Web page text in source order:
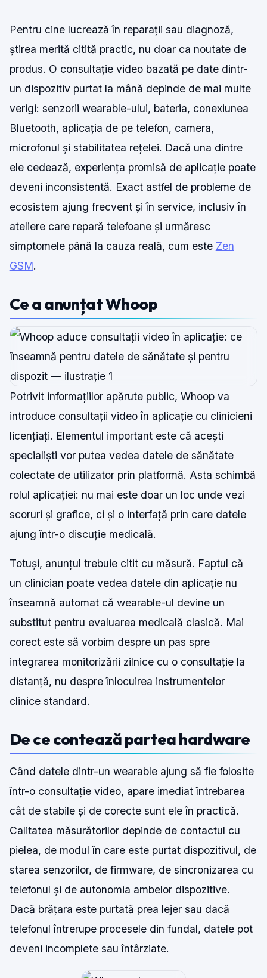
Pentru cine lucrează în reparații sau diagnoză,
știrea merită citită practic, nu doar ca noutate de
produs. O consultație video bazată pe date dintr-
un dispozitiv purtat la mână depinde de mai multe
verigi: senzorii wearable-ului, bateria, conexiunea
Bluetooth, aplicația de pe telefon, camera,
microfonul și stabilitatea rețelei. Dacă una dintre
ele cedează, experiența promisă de aplicație poate
deveni inconsistentă. Exact astfel de probleme de
ecosistem ajung frecvent și în service, inclusiv în
ateliere care repară telefoane și urmăresc
simptomele până la cauza reală, cum este Zen
GSM.
Ce a anunțat Whoop
Potrivit informațiilor apărute public, Whoop va
introduce consultații video în aplicație cu clinicieni
licențiați. Elementul important este că acești
specialiști vor putea vedea datele de sănătate
colectate de utilizator prin platformă. Asta schimbă
rolul aplicației: nu mai este doar un loc unde vezi
scoruri și grafice, ci și o interfață prin care datele
ajung într-o discuție medicală.
Totuși, anunțul trebuie citit cu măsură. Faptul că
un clinician poate vedea datele din aplicație nu
înseamnă automat că wearable-ul devine un
substitut pentru evaluarea medicală clasică. Mai
corect este să vorbim despre un pas spre
integrarea monitorizării zilnice cu o consultație la
distanță, nu despre înlocuirea instrumentelor
clinice standard.
De ce contează partea hardware
Când datele dintr-un wearable ajung să fie folosite
într-o consultație video, apare imediat întrebarea
cât de stabile și de corecte sunt ele în practică.
Calitatea măsurătorilor depinde de contactul cu
pielea, de modul în care este purtat dispozitivul, de
starea senzorilor, de firmware, de sincronizarea cu
telefonul și de autonomia ambelor dispozitive.
Dacă brățara este purtată prea lejer sau dacă
telefonul întrerupe procesele din fundal, datele pot
deveni incomplete sau întârziate.